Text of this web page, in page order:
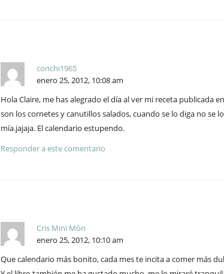
conchi1965
enero 25, 2012, 10:08 am
Hola Claire, me has alegrado el día al ver mi receta publicada
son los cornetes y canutillos salados, cuando se lo diga no se
mía.jajaja. El calendario estupendo.
Responder a este comentario
Cris Mini Món
enero 25, 2012, 10:10 am
Que calendario más bonito, cada mes te incita a comer más